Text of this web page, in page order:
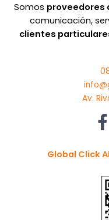
Somos proveedores
comunicación,
clientes
Av.
Global Click